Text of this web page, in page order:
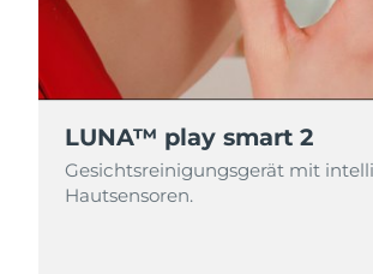
LUNA™ play smart 2
Gesichtsreinigungsgerät mit
Hautsensoren.